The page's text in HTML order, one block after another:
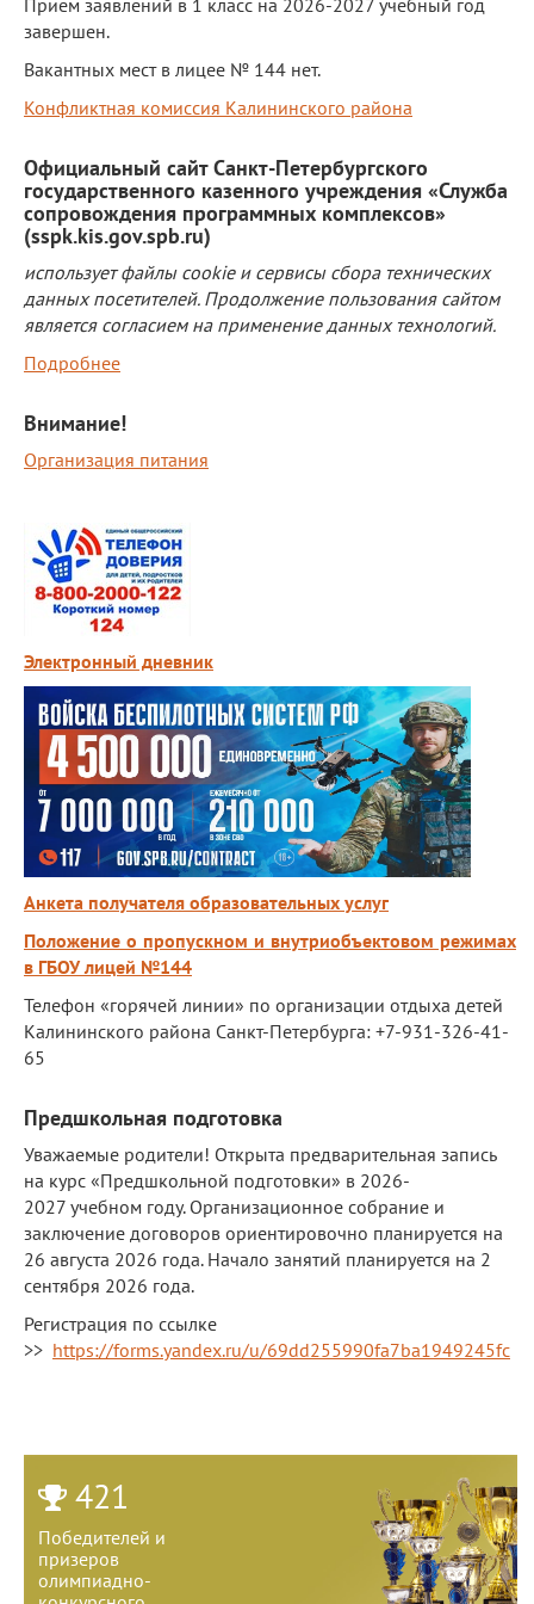
Платные образовательные услуги
Финансово-хозяйственная деятельность
обучающихся
Стипендия и меры поддержки
обучающихся
Международное сотрудничество
Организация питания в лицее
О лицее
Визитная карточка
Учительская
Экскурсии по лицею
Материально-техническая база
Платные образовательные услуги
История лицея
Документы
Антимонопольный комплаенс
Уставные документы
Локальные акты
Предписания органов надзора
Страница директора
Предписания органов надзора
Охрана труда
Гостевая книга
Результаты самообследования
Финансово-хозяйственная деятельность
Реализация антикоррупционной
Знак «За вклад в развитие лицея»
Основная и старшая школа
Оценочные процедуры
Итоговая аттестация
Прием заявлений в 1 класс на 2026-2027 учебный год
завершен.
Вакантных мест в лицее № 144 нет.
Конфликтная комиссия Калининского района
Официальный сайт Санкт-Петербургского
государственного казенного учреждения «Служба
сопровождения программных комплексов»
(sspk.kis.gov.spb.ru)
использует файлы cookie и сервисы сбора технических
данных посетителей. Продолжение пользования сайтом
является согласием на применение данных технологий.
Подробнее
Внимание!
Организация питания
Электронный дневник
Анкета получателя образовательных услуг
Положение о пропускном и внутриобъектовом режимах
в ГБОУ лицей №144
Телефон «горячей линии» по организации отдыха детей
Калининского района Санкт-Петербурга: +7-931-326-41-
65
Предшкольная подготовка
Уважаемые родители! Открыта предварительная запись
на курс «Предшкольной подготовки» в 2026-
2027 учебном году. Организационное собрание и
заключение договоров ориентировочно планируется на
26 августа 2026 года. Начало занятий планируется на 2
сентября 2026 года.
Регистрация по ссылке
>> https://forms.yandex.ru/u/69dd255990fa7ba1949245fc
421
Победителей и
призеров
олимпиадно-